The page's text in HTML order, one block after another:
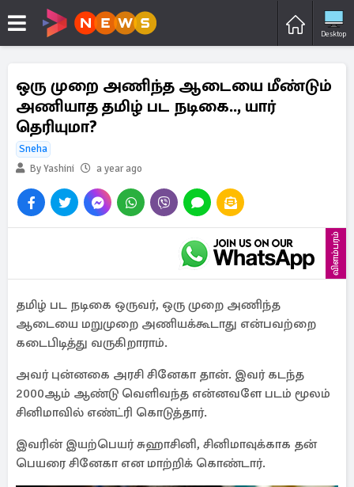
Desktop
ஒரு முறை அணிந்த ஆடையை மீண்டும்
அணியாத தமிழ் பட நடிகை.., யார்
தெரியுமா?
Sneha
By Yashini
a year ago
விளம்பரம்
தமிழ் பட நடிகை ஒருவர், ஒரு முறை அணிந்த
ஆடையை மறுமுறை அணியக்கூடாது என்பவற்றை
கடைபிடித்து வருகிறாராம்.
அவர் புன்னகை அரசி சினேகா தான். இவர் கடந்த
2000ஆம் ஆண்டு வெளிவந்த என்னவளே படம் மூலம்
சினிமாவில் எண்ட்ரி கொடுத்தார்.
இவரின் இயற்பெயர் சுஹாசினி, சினிமாவுக்காக தன்
பெயரை சினேகா என மாற்றிக் கொண்டார்.